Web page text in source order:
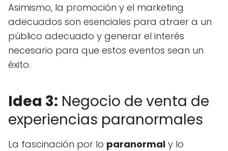
Asimismo, la promoción y el marketing
adecuados son esenciales para atraer a un
público adecuado y generar el interés
necesario para que estos eventos sean un
éxito.
Idea 3: Negocio de venta de
experiencias paranormales
La fascinación por lo paranormal y lo